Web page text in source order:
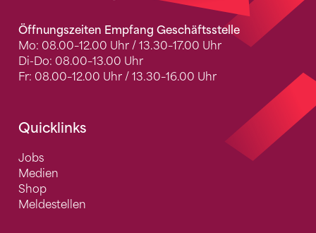
Öffnungszeiten Empfang Geschäftsstelle
Mo: 08.00–12.00 Uhr / 13.30–17.00 Uhr
Di-Do: 08.00–13.00 Uhr
Fr: 08.00–12.00 Uhr / 13.30–16.00 Uhr
Quicklinks
Jobs
Medien
Shop
Meldestellen